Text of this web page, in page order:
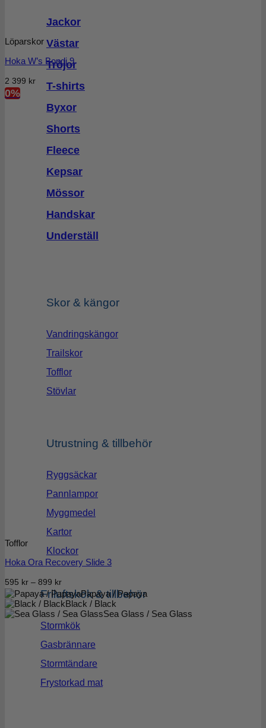
Jackor
Västar
Tröjor
T-shirts
Byxor
Shorts
Fleece
Kepsar
Mössor
Handskar
Underställ
Skor & kängor
Vandringskängor
Trailskor
Tofflor
Stövlar
Utrustning & tillbehör
Ryggsäckar
Pannlampor
Myggmedel
Kartor
Klockor
Friluftskök & tillbehör
Stormkök
Gasbrännare
Stormtändare
Frystorkad mat
Löparskor
Hoka W’s Bondi 9
2 399 kr
0%
Papaya / Papaya
Black / Black
Sea Glass / Sea Glass
Tofflor
Hoka Ora Recovery Slide 3
595 kr – 899 krPrisintervall:
595 kr
till
899 kr